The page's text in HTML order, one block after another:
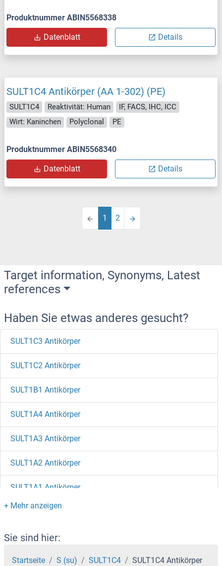
Produktnummer ABIN5568338
Datenblatt Details
SULT1C4 Antikörper (AA 1-302) (PE)
SULT1C4 Reaktivität: Human
IF, FACS, IHC, ICC
Wirt: Kaninchen
Polyclonal PE
Produktnummer ABIN5568340
Datenblatt Details
1 2
Target information, Synonyms, Latest
references
Haben Sie etwas anderes gesucht?
SULT1C3 Antikörper
SULT1C2 Antikörper
SULT1B1 Antikörper
SULT1A4 Antikörper
SULT1A3 Antikörper
SULT1A2 Antikörper
SULT1A1 Antikörper
Sulfiredoxin 1 Antikörper
SULF2 Antikörper
SULF1 Antikörper
Sie sind hier:
Startseite S (su) SULT1C4 SULT1C4 Antikörper